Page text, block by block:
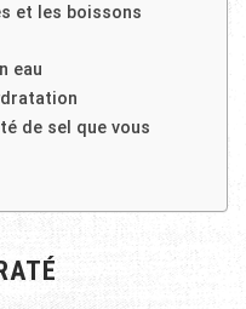
et les boissons
eau
de sel que vous